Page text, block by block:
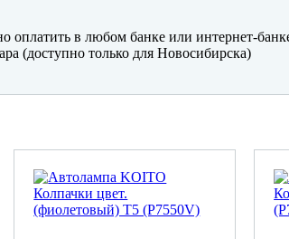
оплатить в любом банке или интернет-
(доступно только для Новосибирска)